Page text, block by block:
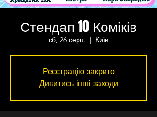
Стендап 10 Коміків
сб, 26 серп.
  |
Київ
Реєстрацію закрито
Дивитись інші заходи